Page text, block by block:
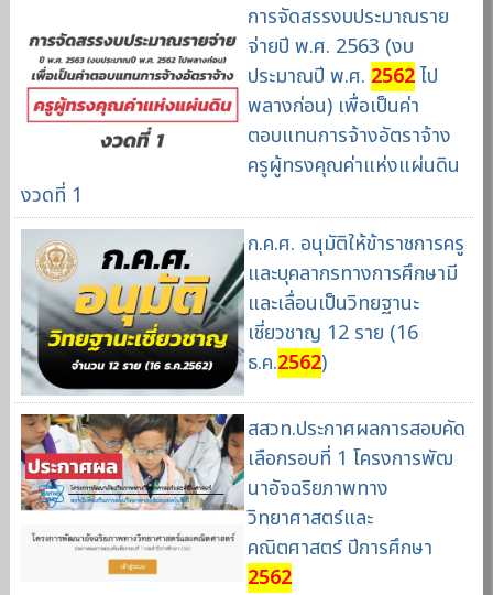
การจัดสรรงบประมาณราย
จ่ายปี พ.ศ. 2563 (งบ
ประมาณปี พ.ศ. 2562ไป
พลางก่อน) เพื่อเป็นค่า
ตอบแทนการจ้างอัตราจ้าง
ครูผู้ทรงคุณค่าแห่งแผ่นดิน
งวดที่ 1
ก.ค.ศ. อนุมัติให้ข้าราชการครู
และบุคลากรทางการศึกษามี
และเลื่อนเป็นวิทยฐานะ
เชี่ยวชาญ 12 ราย (16
ธ.ค.2562)
สสวท.ประกาศผลการสอบคัด
เลือกรอบที่ 1 โครงการพัฒ
นาอัจฉริยภาพทาง
วิทยาศาสตร์และ
คณิตศาสตร์ ปีการศึกษา
2562